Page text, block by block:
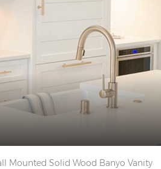
Mounted Solid Wood Banyo Vanity